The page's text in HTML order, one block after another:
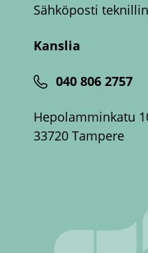
Sähköposti
Kanslia
040 806 2757
Hepolamminkatu
33720 Tampere